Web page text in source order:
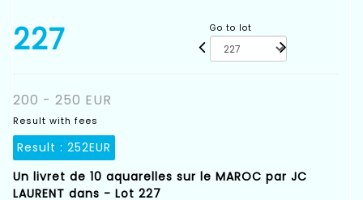
227 Go to lot
200 - 250 EUR
Result with fees
Result : 252EUR
Un livret de 10 aquarelles sur le MAROC par JC
LAURENT dans - Lot 227